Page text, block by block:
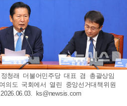
청래 더불어민주당 대표 겸 총괄상임
의도 국회에서 열린 중앙선거대책위원
ks@newsis.com